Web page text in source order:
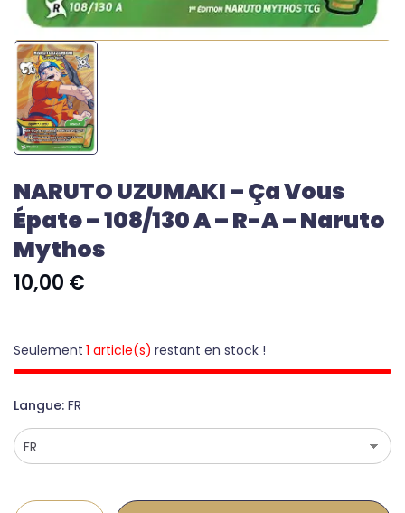
NARUTO UZUMAKI – Ça Vous
Épate – 108/130 A – R-A – Naruto
Mythos
10,00 €
Seulement 1 article(s) restant en stock !
Langue FR